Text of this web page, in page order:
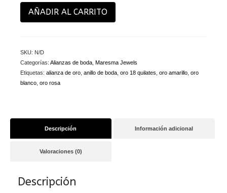
AÑADIR AL CARRITO
SKU: N/D
Categorías: Alianzas de boda Maresma Jewels
Etiquetas: alianza de oro anillo de boda oro 18 quilates oro amarillo oro
blanco oro rosa
Descripción Información adicional
Valoraciones (0)
Descripción